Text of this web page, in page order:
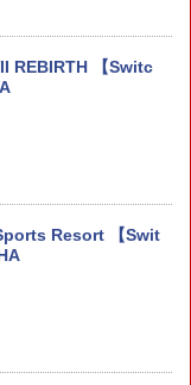
REBIRTH 【Switc
Resort 【Swit